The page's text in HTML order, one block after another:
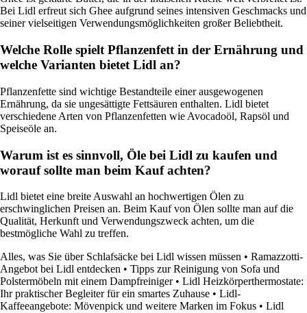
Bei Lidl erfreut sich Ghee aufgrund seines intensiven Geschmacks und
seiner vielseitigen Verwendungsmöglichkeiten großer Beliebtheit.
Welche Rolle spielt Pflanzenfett in der Ernährung und
welche Varianten bietet Lidl an?
Pflanzenfette sind wichtige Bestandteile einer ausgewogenen
Ernährung, da sie ungesättigte Fettsäuren enthalten. Lidl bietet
verschiedene Arten von Pflanzenfetten wie Avocadoöl, Rapsöl und
Speiseöle an.
Warum ist es sinnvoll, Öle bei Lidl zu kaufen und
worauf sollte man beim Kauf achten?
Lidl bietet eine breite Auswahl an hochwertigen Ölen zu
erschwinglichen Preisen an. Beim Kauf von Ölen sollte man auf die
Qualität, Herkunft und Verwendungszweck achten, um die
bestmögliche Wahl zu treffen.
Alles, was Sie über Schlafsäcke bei Lidl wissen müssen • Ramazzotti-
Angebot bei Lidl entdecken • Tipps zur Reinigung von Sofa und
Polstermöbeln mit einem Dampfreiniger• Lidl Heizkörperthermostate:
Ihr praktischer Begleiter für ein smartes Zuhause • Lidl-
Kaffeeangebote: Mövenpick und weitere Marken im Fokus • Lidl